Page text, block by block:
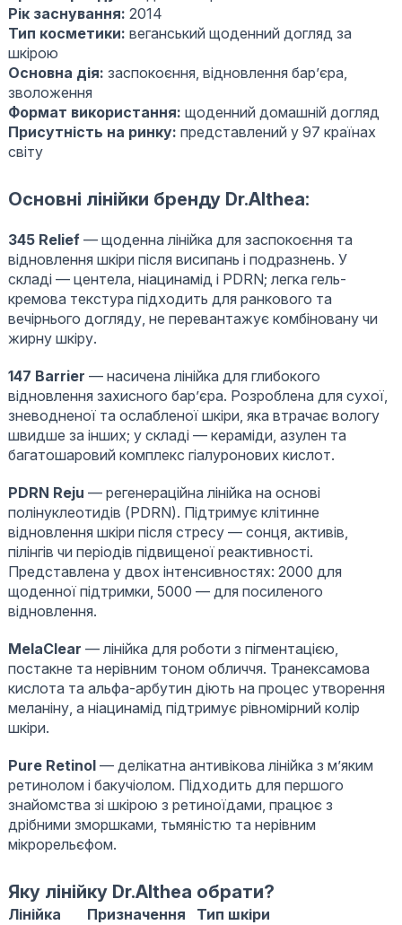
Рік заснування: 2014
Тип косметики: веганський щоденний догляд за
шкірою
Основна дія: заспокоєння, відновлення бар’єра,
зволоження
Формат використання: щоденний домашній догляд
Присутність на ринку: представлений у 97 країнах
світу
Основні лінійки бренду Dr.Althea:
345 Relief— щоденна лінійка для заспокоєння та
відновлення шкіри після висипань і подразнень. У
складі — центела, ніацинамід і PDRN; легка гель-
кремова текстура підходить для ранкового та
вечірнього догляду, не перевантажує комбіновану чи
жирну шкіру.
147 Barrier — насичена лінійка для глибокого
відновлення захисного бар’єра. Розроблена для сухої,
зневодненої та ослабленої шкіри, яка втрачає вологу
швидше за інших; у складі — кераміди, азулен та
багатошаровий комплекс гіалуронових кислот.
PDRN Reju — регенераційна лінійка на основі
полінуклеотидів (PDRN). Підтримує клітинне
відновлення шкіри після стресу — сонця, активів,
пілінгів чи періодів підвищеної реактивності.
Представлена у двох інтенсивностях: 2000 для
щоденної підтримки, 5000 — для посиленого
відновлення.
MelaClear — лінійка для роботи з пігментацією,
постакне та нерівним тоном обличчя. Транексамова
кислота та альфа-арбутин діють на процес утворення
меланіну, а ніацинамід підтримує рівномірний колір
шкіри.
Pure Retinol— делікатна антивікова лінійка з м’яким
ретинолом і бакучіолом. Підходить для першого
знайомства зі шкірою з ретиноїдами, працює з
дрібними зморшками, тьмяністю та нерівним
мікрорельєфом.
Яку лінійку Dr.Althea обрати?
Лінійка Призначення Тип шкіри